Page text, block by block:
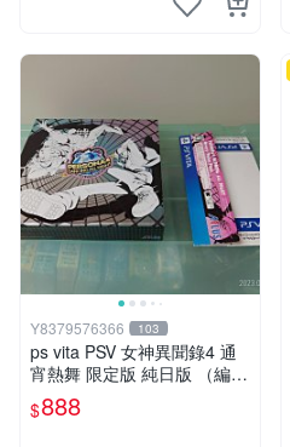
Y8379576366 103
ps vita PSV 女神異聞錄4 通
宵熱舞 限定版 純日版 （編號
17）
$888